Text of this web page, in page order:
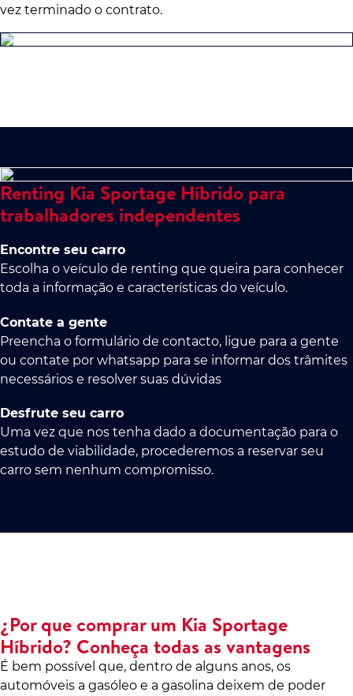
vez terminado o contrato.
Renting Kia Sportage Híbrido para
trabalhadores independentes
Encontre seu carro
Escolha o veículo de renting que queira para conhecer
toda a informação e características do veículo.
Contate a gente
Preencha o formulário de contacto, ligue para a gente
ou contate por whatsapp para se informar dos trâmites
necessários e resolver suas dúvidas
Desfrute seu carro
Uma vez que nos tenha dado a documentação para o
estudo de viabilidade, procederemos a reservar seu
carro sem nenhum compromisso.
¿Por que comprar um Kia Sportage
Híbrido? Conheça todas as vantagens
É bem possível que, dentro de alguns anos, os
automóveis a gasóleo e a gasolina deixem de poder